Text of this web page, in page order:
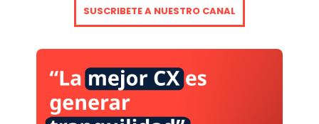
SUSCRIBETE A NUESTRO CANAL